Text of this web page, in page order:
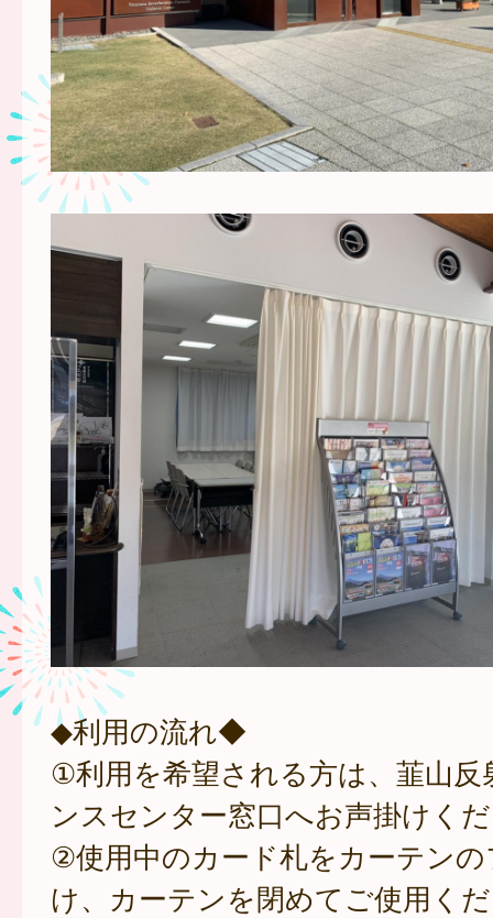
◆利用の流れ◆
①利用を希望される方は、韮山反
ンスセンター窓口へお声掛けく
②使用中のカード札をカーテン
け、カーテンを閉めてご使用く